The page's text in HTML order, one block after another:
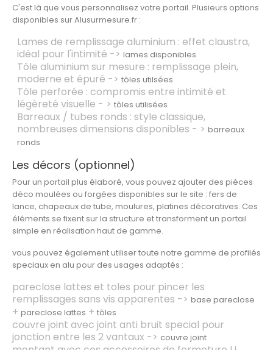
C'est là que vous personnalisez votre portail. Plusieurs options
disponibles sur Alusurmesure.fr :
Lames de remplissage aluminium : effet claustra,
idéal pour l'intimité -> lames disponibles
Tôle aluminium sur mesure : remplissage plein,
moderne et épuré -> tôles utilsées
Tôle perforée : compromis entre intimité et
légèreté visuelle - > tôles utilisées
Barreaux / tubes ronds : style classique,
nombreuses dimensions disponibles - > barreaux
ronds
Les décors (optionnel)
Pour un portail plus élaboré, vous pouvez ajouter des pièces
déco moulées ou forgées disponibles sur le site : fers de
lance, chapeaux de tube, moulures, platines décoratives. Ces
éléments se fixent sur la structure et transforment un portail
simple en réalisation haut de gamme.
vous pouvez également utiliser toute notre gamme de profilés
speciaux en alu pour des usages adaptés :
pareclose lattes et toles pour pincer les
remplissages sans vis apparentes -> base pareclose
+ pareclose lattes + tôles
couvre joint avec joint anti bruit special pour
jonction entre les 2 vantaux -> couvre joint